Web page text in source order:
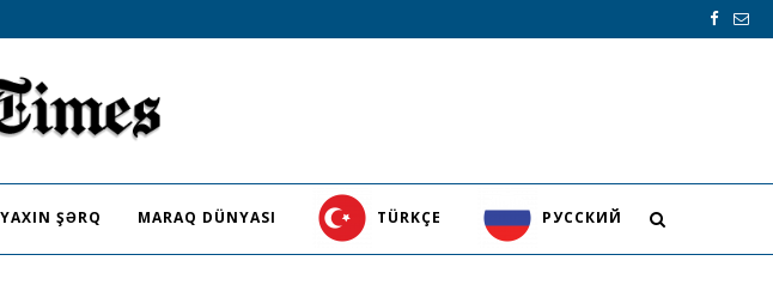
YAXIN ŞƏRQ MARAQ DÜNYASI TÜRKÇE PУССКИЙ